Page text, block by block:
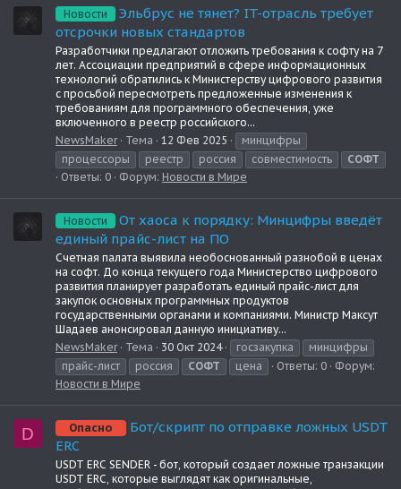
Новости
Эльбрус не тянет? IT-отрасль требует
отсрочки новых стандартов
Разработчики предлагают отложить требования к софту на 7
лет. Ассоциации предприятий в сфере информационных
технологий обратились к Министерству цифрового развития
с просьбой пересмотреть предложенные изменения к
требованиям для программного обеспечения, уже
включенного в реестр российского...
NewsMaker
Тема 12 Фев 2025
минцифры
процессоры
реестр россия совместимость
СОФТ
Ответы: 0
Форум: Новости в Мире
Новости
От хаоса к порядку: Минцифры введёт
единый прайс-лист на ПО
Счетная палата выявила необоснованный разнобой в ценах
на софт. До конца текущего года Министерство цифрового
развития планирует разработать единый прайс-лист для
закупок основных программных продуктов
государственными органами и компаниями. Министр Максут
Шадаев анонсировал данную инициативу...
NewsMaker
Тема 30 Окт 2024 госзакупка
минцифры
прайс-лист
россия СОФТ цена Ответы: 0
Форум:
Новости в Мире
D Опасно
Бот/скрипт по отправке ложных USDT
ERC
USDT ERC SENDER - бот, который создает ложные транзакции
USDT ERC, которые выглядят как оригинальные,